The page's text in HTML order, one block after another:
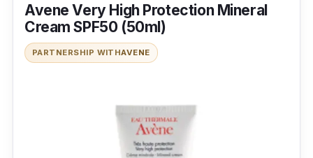
Avene Very High Protection Mineral
Cream SPF50 (50ml)
PARTNERSHIP WITHAVENE